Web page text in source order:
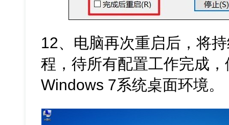
12、电脑再次重启后，将
程，待所有配置工作完成
Windows 7系统桌面环境。